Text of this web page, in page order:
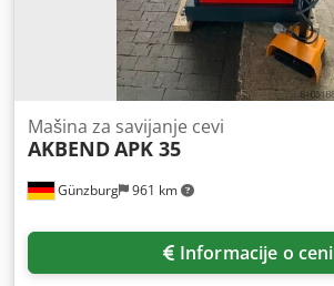
Günzburg 961 km
Mašina za savijanje cevi
AKBENDAPK 35
Informacije o ceni